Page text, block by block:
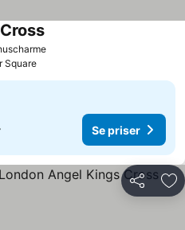
Se priser
Se priser
Square
Se priser
Del